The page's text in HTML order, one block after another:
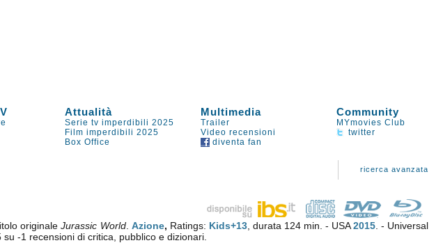
Attualità Multimedia Community
Serie tv imperdibili 2025 Trailer
MYmovies Club
Film imperdibili 2025 Video recensioni
twitter
Box Office diventa fan
ricerca avanzata
originaleJurassic World. Azione, Ratings: Kids+13, durata 124 min. - USA2015 . - Universal
su -1 recensioni di critica, pubblico e dizionari.